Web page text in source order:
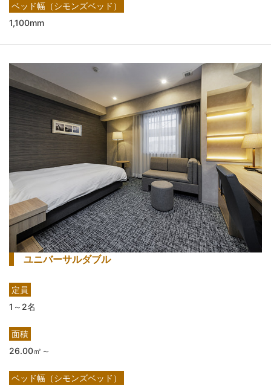
ベッド幅（シモンズベッド）
1,100mm
ユニバーサルダブル
定員
1～2名
面積
26.00㎡～
ベッド幅（シモンズベッド）